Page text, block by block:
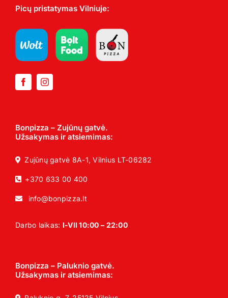
Picų pristatymas Vilniuje:
Bonpizza – Zujūnų gatvė.
Užsakymas ir atsiemimas:
Zujūnų gatvė 8A-1, Vilnius LT-06282
+370 633 00 400
info@bonpizza.lt
Darbo laikas: I-VII 10:00 – 22:00
Bonpizza – Paluknio gatvė.
Užsakymas ir atsiemimas: